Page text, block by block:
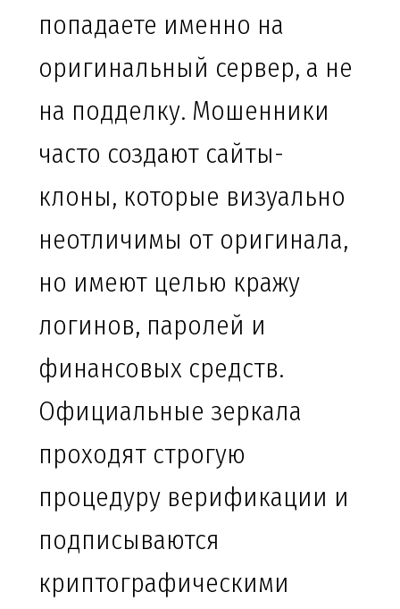
попадаете именно на
оригинальный сервер, а не
на подделку. Мошенники
часто создают сайты-
клоны, которые визуально
неотличимы от оригинала,
но имеют целью кражу
логинов, паролей и
финансовых средств.
Официальные зеркала
проходят строгую
процедуру верификации и
подписываются
криптографическими